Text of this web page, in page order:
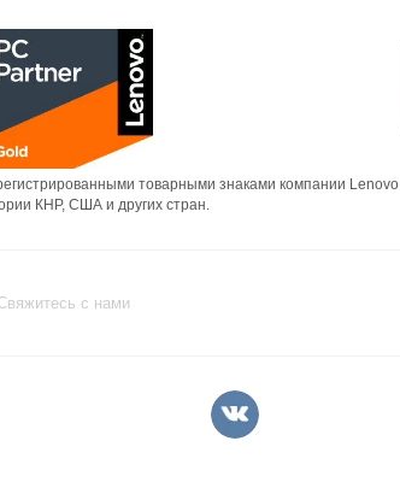
товарными знаками компании Lenovo
КНР, США и других стран.
с нами